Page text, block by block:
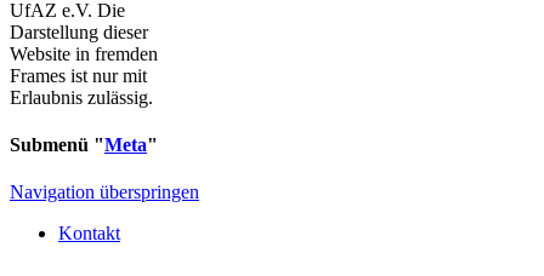
UfAZ e.V. Die
Darstellung dieser
Website in fremden
Frames ist nur mit
Erlaubnis zulässig.
Submenü "Meta"
Navigation überspringen
Kontakt